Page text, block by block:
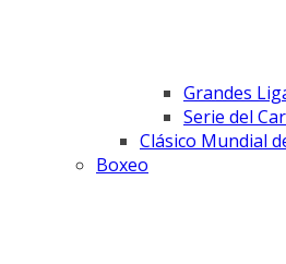
Grandes
Serie del
Clásico Mundial
Boxeo